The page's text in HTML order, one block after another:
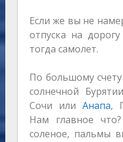
Если же вы не
отпуска на
тогда самолет.
По большому
солнечной
Сочи или Анапа,
Нам главное
соленое, пальмы